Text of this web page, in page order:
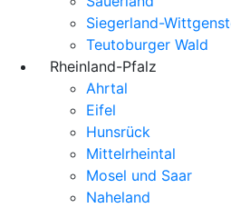
Siegerland-
Teutoburger Wald
Rheinland-Pfalz
Ahrtal
Eifel
Hunsrück
Mittelrheintal
Mosel und Saar
Naheland